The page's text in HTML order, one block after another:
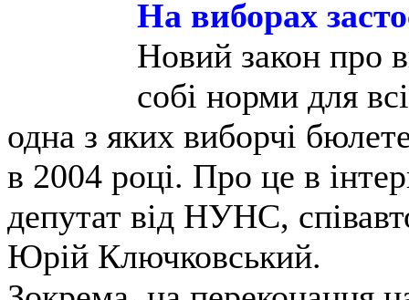
На виборах
Новий закон про
собі норми для
одна з яких виборчі
в 2004 році. Про це в
депутат від НУНС,
Юрій Ключковський.